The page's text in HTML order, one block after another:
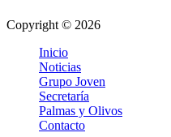
Copyright © 2026
Inicio
Noticias
Grupo Joven
Secretaría
Palmas y Olivos
Contacto